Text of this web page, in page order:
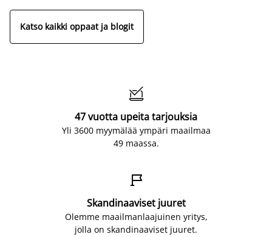
Katso kaikki oppaat ja blogit

47 vuotta upeita tarjouksia
Yli 3600 myymälää ympäri maailmaa
49 maassa.

Skandinaaviset juuret
Olemme maailmanlaajuinen yritys,
jolla on skandinaaviset juuret.